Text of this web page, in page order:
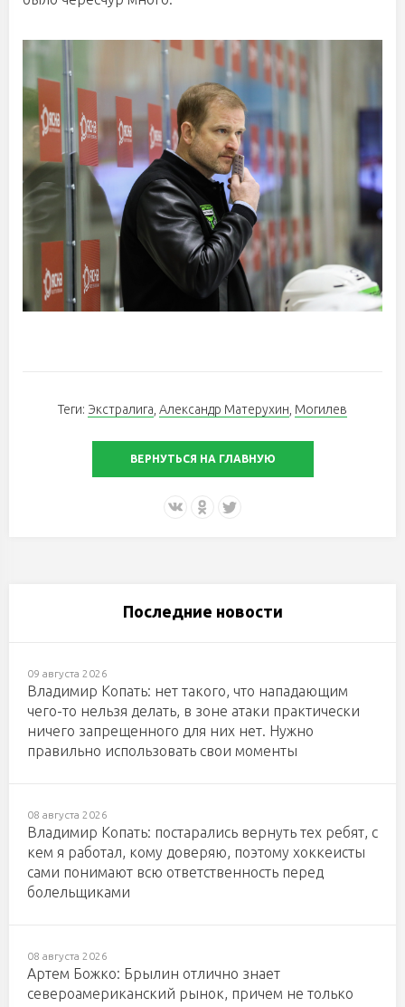
Теги: Экстралига Александр Матерухин Могилев
ВЕРНУТЬСЯ НА ГЛАВНУЮ
Последние новости
09 августа 2026
Владимир Копать: нет такого, что нападающим
чего-то нельзя делать, в зоне атаки практически
ничего запрещенного для них нет. Нужно
правильно использовать свои моменты
08 августа 2026
Владимир Копать: постарались вернуть тех ребят, с
кем я работал, кому доверяю, поэтому хоккеисты
сами понимают всю ответственность перед
болельщиками
08 августа 2026
Артем Божко: Брылин отлично знает
североамериканский рынок, причем не только